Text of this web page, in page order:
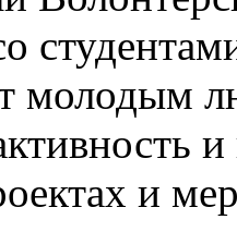
молодым
и